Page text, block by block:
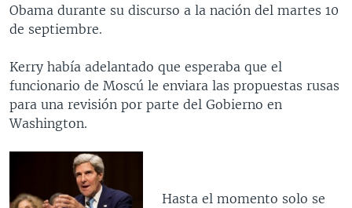
Obama durante su discurso a la nación del martes 10
de septiembre.
Kerry había adelantado que esperaba que el
funcionario de Moscú le enviara las propuestas rusas
para una revisión por parte del Gobierno en
Washington.
Hasta el momento solo se